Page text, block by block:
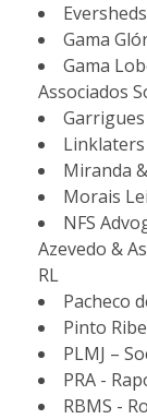
Gama
Gama
Associados
Garrigues
Linklaters
Miranda
Morais
NFS
Azevedo &
RL
Pacheco
Pinto
PLMJ –
PRA -
RBMS -